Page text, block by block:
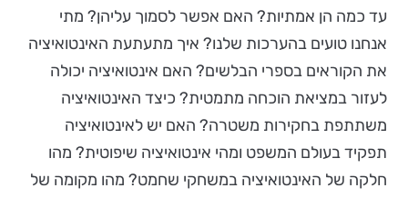
עד כמה הן אמתיות? האם אפשר לסמוך עליהן? מתי
אנחנו טועים בהערכות שלנו? איך מתעתעת האינטואיציה
את הקוראים בספרי הבלשים? האם אינטואיציה יכולה
לעזור במציאת הוכחה מתמטית? כיצד האינטואיציה
משתתפת בחקירות משטרה? האם יש לאינטואיציה
תפקיד בעולם המשפט ומהי אינטואיציה שיפוטית? מהו
חלקה של האינטואיציה במשחקי שחמט? מהו מקומה של